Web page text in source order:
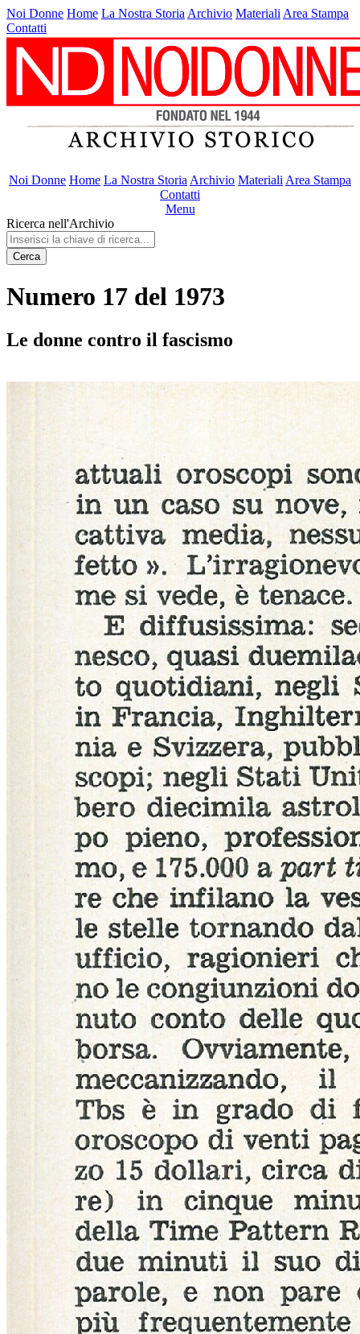
Noi Donne Home La Nostra Storia Archivio Materiali Area Stampa
Contatti
Noi Donne Home La Nostra Storia Archivio Materiali Area Stampa
Contatti
Menu
Ricerca nell'Archivio
Cerca
Numero 17 del 1973
Le donne contro il fascismo